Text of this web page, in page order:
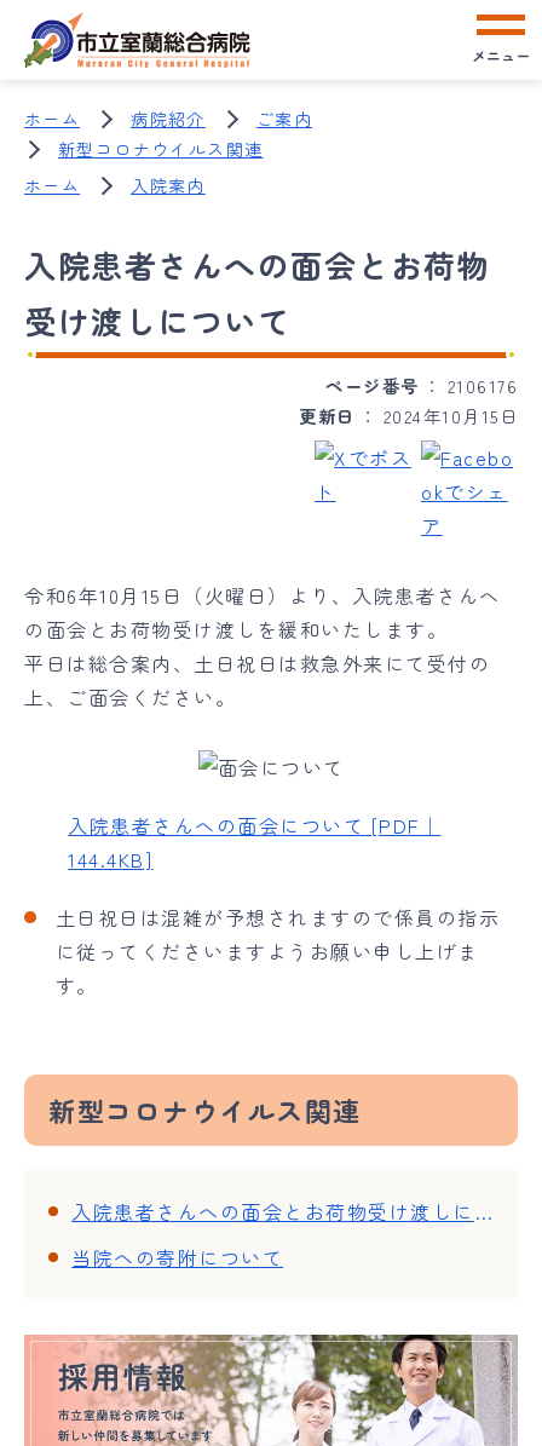
メニュー
ホーム 病院紹介
ご案内
新型コロナウイルス関連
ホーム
入院案内
入院患者さんへの面会とお荷物
受け渡しについて
ページ番号
2106176
更新日
2024年10月15日
令和6年10月15日（火曜日）より、入院患者さんへ
の面会とお荷物受け渡しを緩和いたします。
平日は総合案内、土日祝日は救急外来にて受付の
上、ご面会ください。
入院患者さんへの面会について [PDF｜
144.4KB]
土日祝日は混雑が予想されますので係員の指示
に従ってくださいますようお願い申し上げま
す。
新型コロナウイルス関連
入院患者さんへの面会とお荷物受け渡しについて
当院への寄附について